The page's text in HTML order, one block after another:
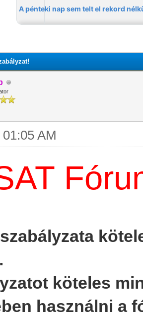
AM
köteles
használni a